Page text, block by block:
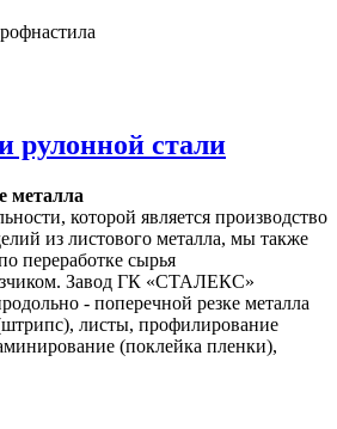
рулонной стали
металла
которой является производство
из листового металла, мы также
переработке сырья
Завод ГК «СТАЛЕКС»
- поперечной резке металла
листы, профилирование
(поклейка пленки),